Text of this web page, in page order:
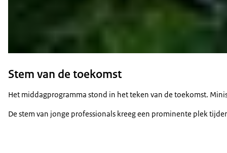
Stem van de toekomst
Het middagprogramma stond in het teken van de toekomst.
De stem van jonge professionals kreeg een prominente plek